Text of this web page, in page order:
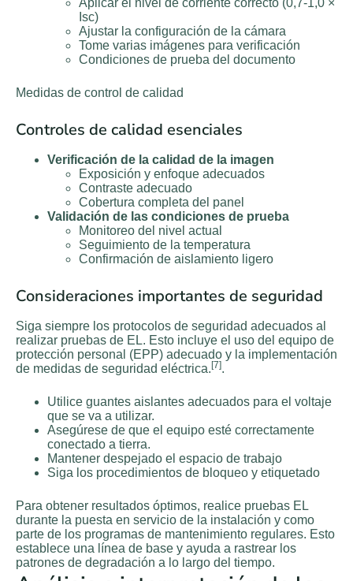
Aplicar el nivel de corriente correcto (0,7-1,0 ×
Isc)
Ajustar la configuración de la cámara
Tome varias imágenes para verificación
Condiciones de prueba del documento
Medidas de control de calidad
Controles de calidad esenciales
Verificación de la calidad de la imagen
Exposición y enfoque adecuados
Contraste adecuado
Cobertura completa del panel
Validación de las condiciones de prueba
Monitoreo del nivel actual
Seguimiento de la temperatura
Confirmación de aislamiento ligero
Consideraciones importantes de seguridad
Siga siempre los protocolos de seguridad adecuados al
realizar pruebas de EL. Esto incluye el uso del equipo de
protección personal (EPP) adecuado y la implementación
de medidas de seguridad eléctrica. [7].
Utilice guantes aislantes adecuados para el voltaje
que se va a utilizar.
Asegúrese de que el equipo esté correctamente
conectado a tierra.
Mantener despejado el espacio de trabajo
Siga los procedimientos de bloqueo y etiquetado
Para obtener resultados óptimos, realice pruebas EL
durante la puesta en servicio de la instalación y como
parte de los programas de mantenimiento regulares. Esto
establece una línea de base y ayuda a rastrear los
patrones de degradación a lo largo del tiempo.